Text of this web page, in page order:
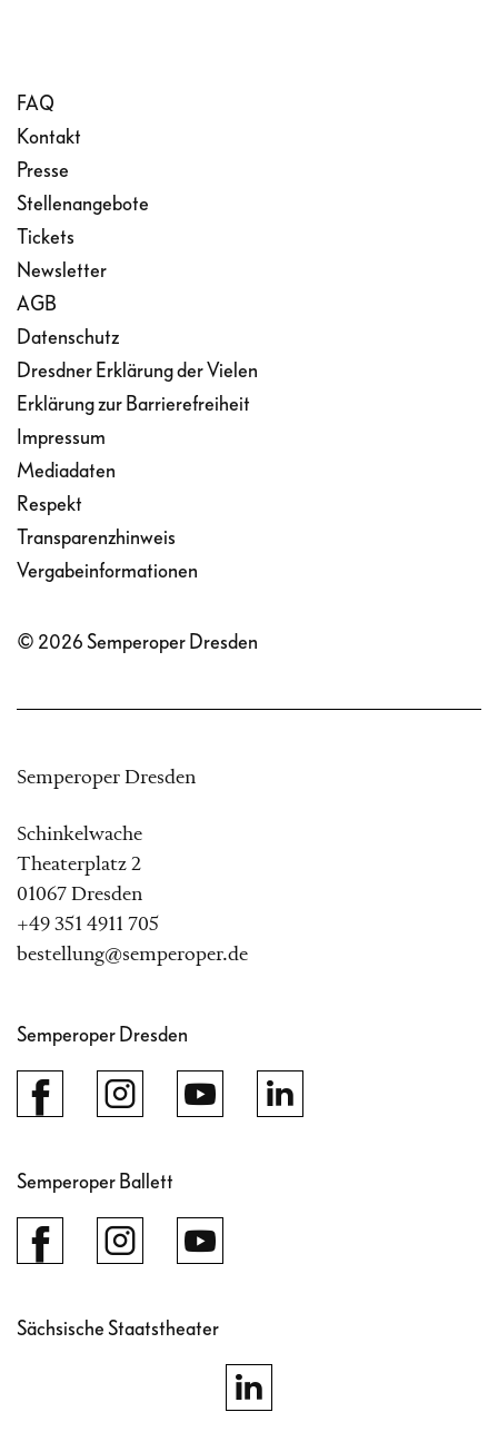
FAQ
Kontakt
Presse
Stellenangebote
Tickets
Newsletter
AGB
Datenschutz
Dresdner Erklärung der Vielen
Erklärung zur Barrierefreiheit
Impressum
Mediadaten
Respekt
Transparenzhinweis
Vergabeinformationen
© 2026 Semperoper Dresden
Semperoper Dresden
Schinkelwache
Theaterplatz 2
01067 Dresden
+49 351 4911 705
bestellung@semperoper.de
Semperoper Dresden
Semperoper Ballett
Sächsische Staatstheater